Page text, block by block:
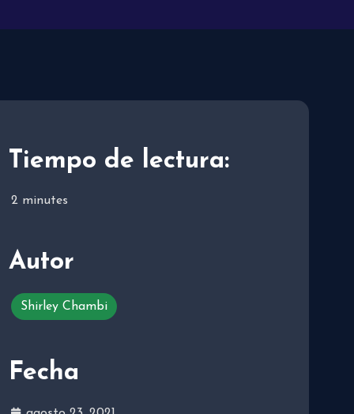
Tiempo de lectura:
2 minutes
Autor
Shirley Chambi
Fecha